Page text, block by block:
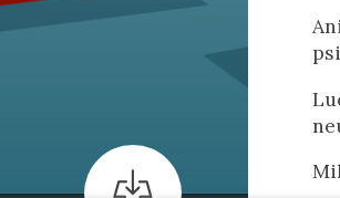
ver la
Para profundizar.
que
y objetivos
factores de
Barcelona colaboración